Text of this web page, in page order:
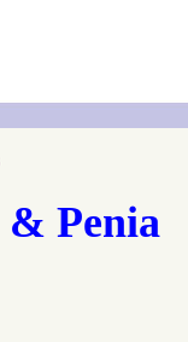
& Penia